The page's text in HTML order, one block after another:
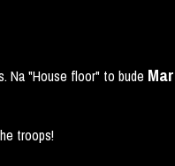
Na "House floor" to bude
troops!